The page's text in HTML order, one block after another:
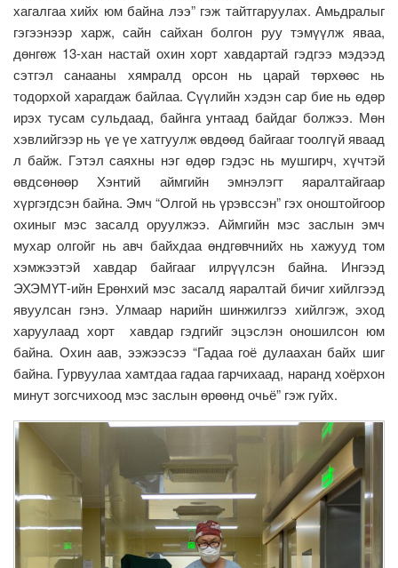
хагалгаа хийх юм байна лээ” гэж тайтгаруулах. Амьдралыг
гэгээнээр харж, сайн сайхан болгон руу тэмүүлж яваа,
дөнгөж 13-хан настай охин хорт хавдартай гэдгээ мэдээд
сэтгэл санааны хямралд орсон нь царай төрхөөс нь
тодорхой харагдаж байлаа. Сүүлийн хэдэн сар бие нь өдөр
ирэх тусам сульдаад, байнга унтаад байдаг болжээ. Мөн
хэвлийгээр нь үе үе хатгуулж өвдөөд байгааг тоолгүй яваад
л байж. Гэтэл саяхны нэг өдөр гэдэс нь мушгирч, хүчтэй
өвдсөнөөр Хэнтий аймгийн эмнэлэгт яаралтайгаар
хүргэгдсэн байна. Эмч “Олгой нь үрэвссэн” гэх оноштойгоор
охиныг мэс засалд оруулжээ. Аймгийн мэс заслын эмч
мухар олгойг нь авч байхдаа өндгөвчнийх нь хажууд том
хэмжээтэй хавдар байгааг илрүүлсэн байна. Ингээд
ЭХЭМҮТ-ийн Ерөнхий мэс засалд яаралтай бичиг хийлгээд
явуулсан гэнэ. Улмаар нарийн шинжилгээ хийлгэж, эход
харуулаад хорт хавдар гэдгийг эцэслэн оношилсон юм
байна. Охин аав, ээжээсээ “Гадаа гоё дулаахан байх шиг
байна. Гурвуулаа хамтдаа гадаа гарчихаад, наранд хоёрхон
минут зогсчихоод мэс заслын өрөөнд очьё” гэж гуйх.